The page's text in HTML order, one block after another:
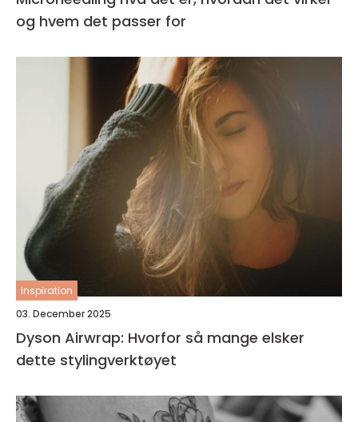
og hvem det passer for
inspiration
03. December 2025
Dyson Airwrap: Hvorfor så mange elsker
dette stylingverktøyet